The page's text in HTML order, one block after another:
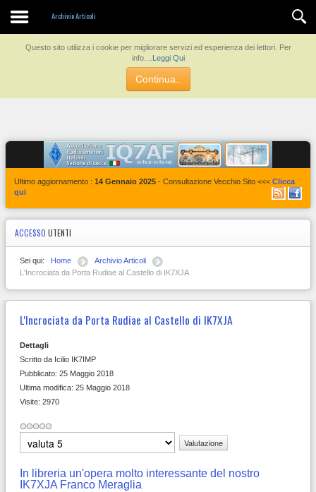
Questo sito utilizza i cookie per migliorare servizi ed esperienza dei lettori. Per
info....
Leggi Qui
Continua..
Archivio Articoli
Contatti
Ultimo aggiornamento : 14 Gennaio 2025 - Consultazione Vecchio Sito <<< Clicca
qui
ACCESSO UTENTI
Sei qui: Home
Archivio Articoli
L'Incrociata da Porta Rudiae al Castello di IK7XJA
L'Incrociata da Porta Rudiae al Castello di IK7XJA
Dettagli
Scritto da Icilio IK7IMP
Pubblicato: 25 Maggio 2018
Ultima modifica: 25 Maggio 2018
Visite: 2970
Valuta
In libreria un'opera molto interessante del nostro
IK7XJA Franco Meraglia